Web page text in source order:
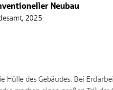
Neubau
2025
Hülle des Gebäudes. Bei